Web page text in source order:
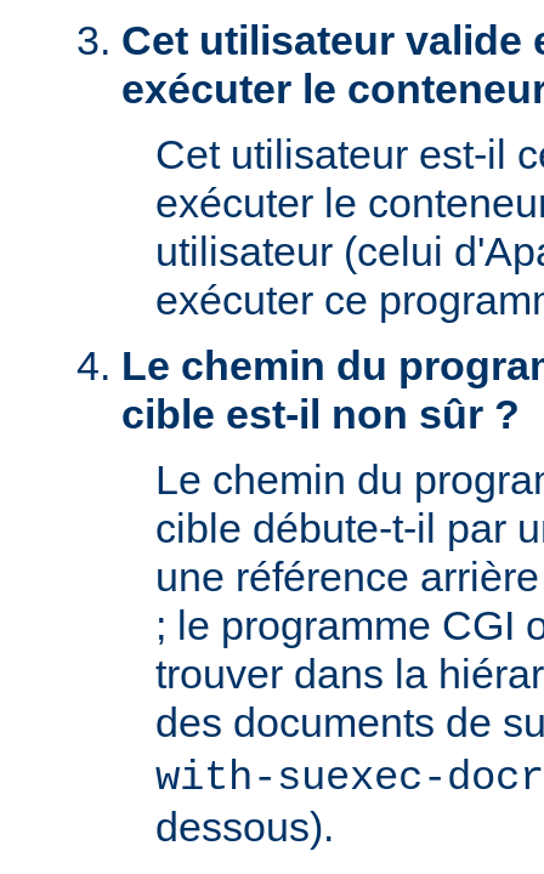
Cet utilisateur valide
exécuter le
Cet utilisateur est-il
exécuter le
utilisateur (celui
exécuter ce
Le chemin du
cible est-il non sûr ?
Le chemin du
cible débute-t-il par
une référence
; le programme CGI
trouver dans la
des documents de
with-suexec-
dessous).